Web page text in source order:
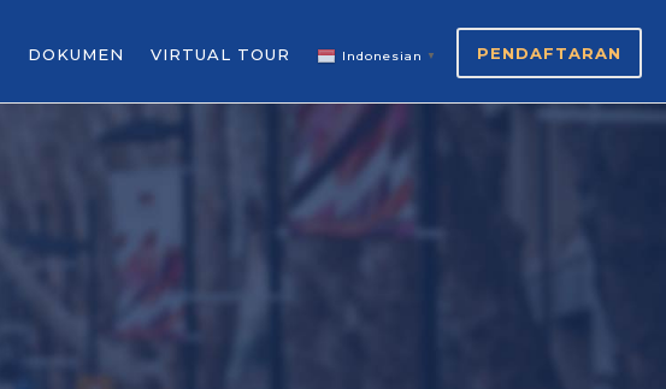
DOKUMEN VIRTUAL TOUR Indonesian ▼ PENDAFTARAN